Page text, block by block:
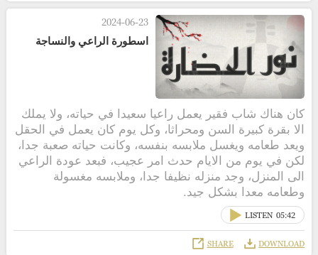
2024-06-23
اسطورة الراعي والنساجة
كان هناك شاب فقير يعمل راعيا سعيدا في حياته، ولا يملك
الا بقرة كبيرة السن ومحراثا، وكل يوم كان يعمل في الحقل
ويعد طعامه ويغسل ملابسه بنفسه، وكانت حياته صعبة جدا،
لكن في يوم من الايام حدث امر عجيب، فبعد عودة الراعي
الى المنزل، وجد منزله نظيفا جدا، وملابسه مغسولة
وطعامه معدا بشكل جيد.
LISTEN 05:42
DOWNLOAD
SHARE